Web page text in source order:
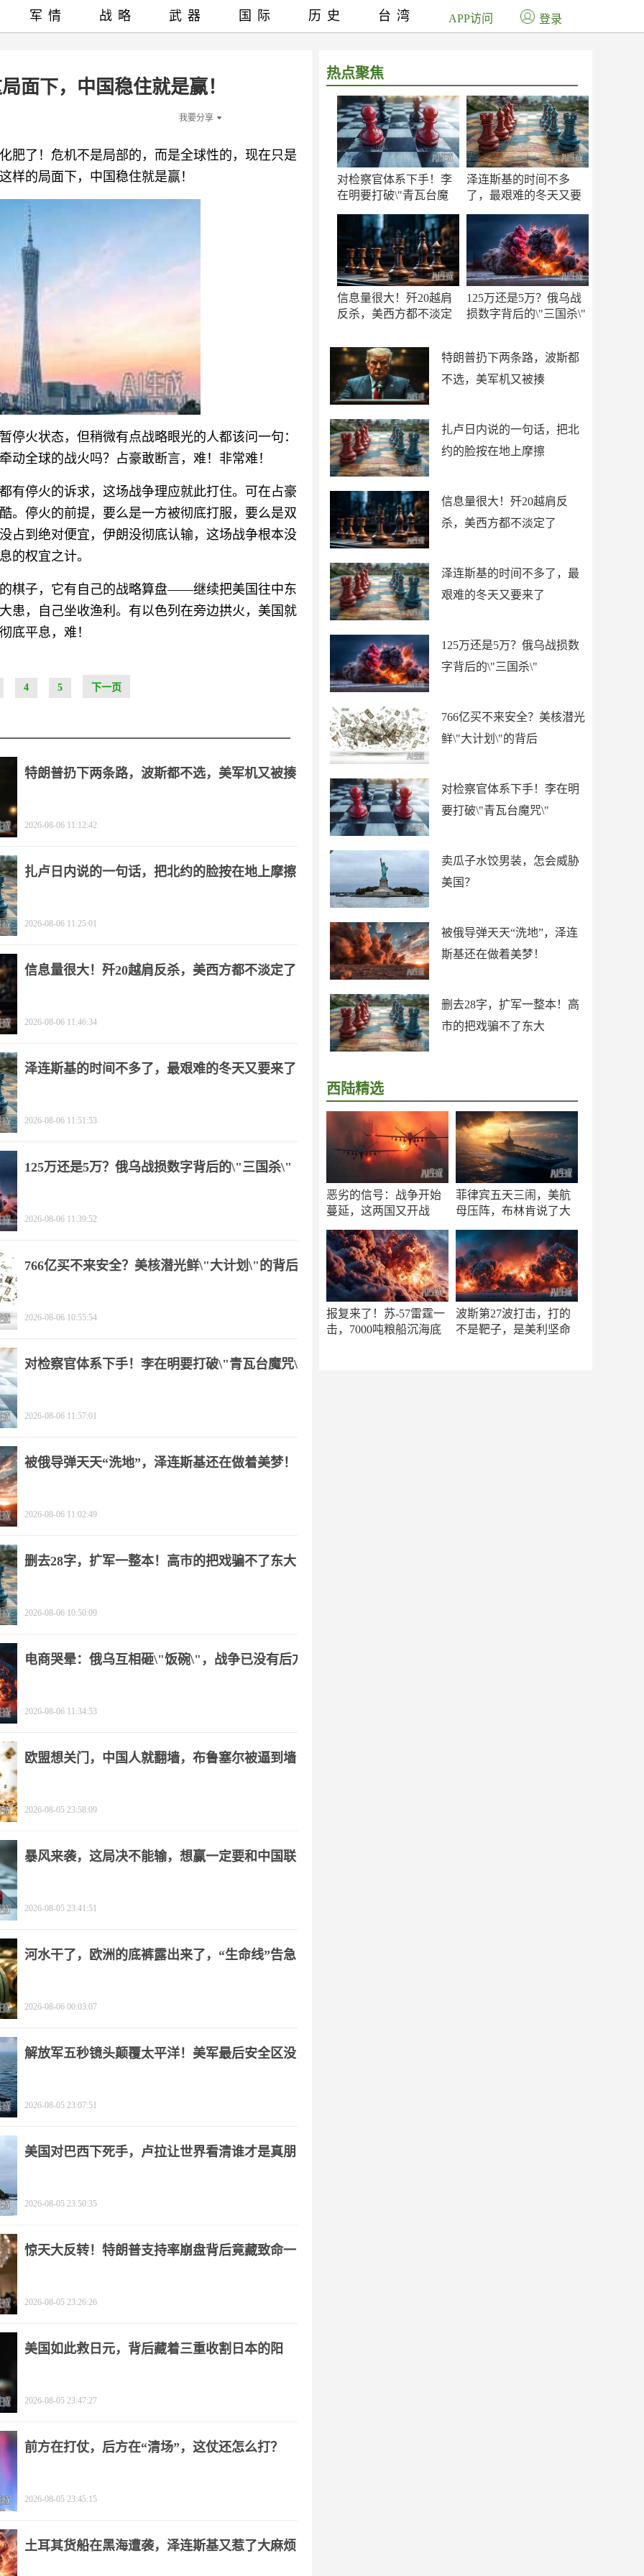
面下，中国稳住就是赢！
我要分享
肥了！危机不是局部的，而是全球性的，现在只是
样的局面下，中国稳住就是赢！
停火状态，但稍微有点战略眼光的人都该问一句：
全球的战火吗？占豪敢断言，难！非常难！
有停火的诉求，这场战争理应就此打住。可在占豪
。停火的前提，要么是一方被彻底打服，要么是双
占到绝对便宜，伊朗没彻底认输，这场战争根本没
的权宜之计。
棋子，它有自己的战略算盘——继续把美国往中东
患，自己坐收渔利。有以色列在旁边拱火，美国就
底平息，难！
4 5 下一页
热点聚焦
对检察官体系下手！李
在明要打破\"青瓦台魔
泽连斯基的时间不多
了，最艰难的冬天又要
信息量很大！歼20越肩
反杀，美西方都不淡定
125万还是5万？俄乌战
损数字背后的\"三国杀\"
特朗普扔下两条路，波斯都
不选，美军机又被揍
扎卢日内说的一句话，把北
约的脸按在地上摩擦
信息量很大！歼20越肩反
杀，美西方都不淡定了
泽连斯基的时间不多了，最
艰难的冬天又要来了
125万还是5万？俄乌战损数
字背后的\"三国杀\"
766亿买不来安全？美核潜光
鲜\"大计划\"的背后
对检察官体系下手！李在明
要打破\"青瓦台魔咒\"
卖瓜子水饺男装，怎会威胁
美国？
被俄导弹天天“洗地”，泽连
斯基还在做着美梦！
删去28字，扩军一整本！高
市的把戏骗不了东大
西陆精选
恶劣的信号：战争开始
蔓延，这两国又开战
菲律宾五天三闹，美航
母压阵，布林肯说了大
报复来了！苏-57雷霆一
击，7000吨粮船沉海底
波斯第27波打击，打的
不是靶子，是美利坚命
军情 战略 武器 国际 历史 台湾 APP访问 登录
特朗普扔下两条路，波斯都不选，美军机又被揍
2026-08-06 11:12:42
扎卢日内说的一句话，把北约的脸按在地上摩擦
2026-08-06 11:25:01
信息量很大！歼20越肩反杀，美西方都不淡定了
2026-08-06 11:46:34
泽连斯基的时间不多了，最艰难的冬天又要来了
2026-08-06 11:51:53
125万还是5万？俄乌战损数字背后的\"三国杀\"
2026-08-06 11:39:52
766亿买不来安全？美核潜光鲜\"大计划\"的背后
2026-08-06 10:55:54
对检察官体系下手！李在明要打破\"青瓦台魔咒\"
2026-08-06 11:57:01
被俄导弹天天“洗地”，泽连斯基还在做着美梦！
2026-08-06 11:02:49
删去28字，扩军一整本！高市的把戏骗不了东大
2026-08-06 10:50:09
电商哭晕：俄乌互相砸\"饭碗\"，战争已没有后方
2026-08-06 11:34:53
欧盟想关门，中国人就翻墙，布鲁塞尔被逼到墙
2026-08-05 23:58:09
暴风来袭，这局决不能输，想赢一定要和中国联
2026-08-05 23:41:51
河水干了，欧洲的底裤露出来了，“生命线”告急
2026-08-06 00:03:07
解放军五秒镜头颠覆太平洋！美军最后安全区没
2026-08-05 23:07:51
美国对巴西下死手，卢拉让世界看清谁才是真朋
2026-08-05 23:50:35
惊天大反转！特朗普支持率崩盘背后竟藏致命一
2026-08-05 23:26:26
美国如此救日元，背后藏着三重收割日本的阳
2026-08-05 23:47:27
前方在打仗，后方在“清场”，这仗还怎么打？
2026-08-05 23:45:15
土耳其货船在黑海遭袭，泽连斯基又惹了大麻烦